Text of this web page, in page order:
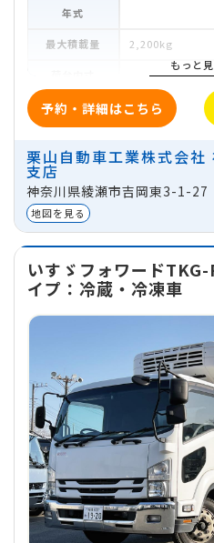
予約・詳細はこちら
32,000円
1週
年式
最大積載量 2,200kg
車両寸法
地域 神奈川県綾瀬市
貸出区分 法人
もっと
栗山自動車工業株式会社
支店
神奈川県綾瀬市吉岡東3-1-27
地図を見る
いすゞフォワード
イプ：冷蔵・冷凍車